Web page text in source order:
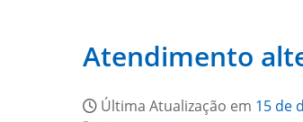
Atendimento
Última Atualização em 15 de